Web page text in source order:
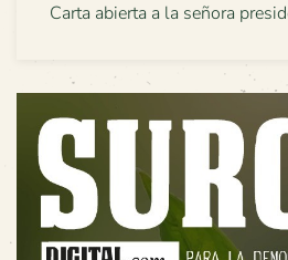
Carta abierta a la señora